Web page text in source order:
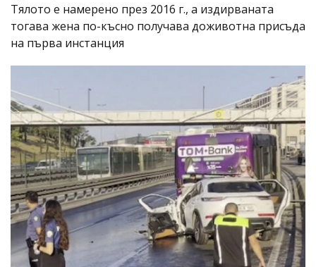
Тялото е намерено през 2016 г., а издирваната
тогава жена по-късно получава доживотна присъда
на първа инстанция